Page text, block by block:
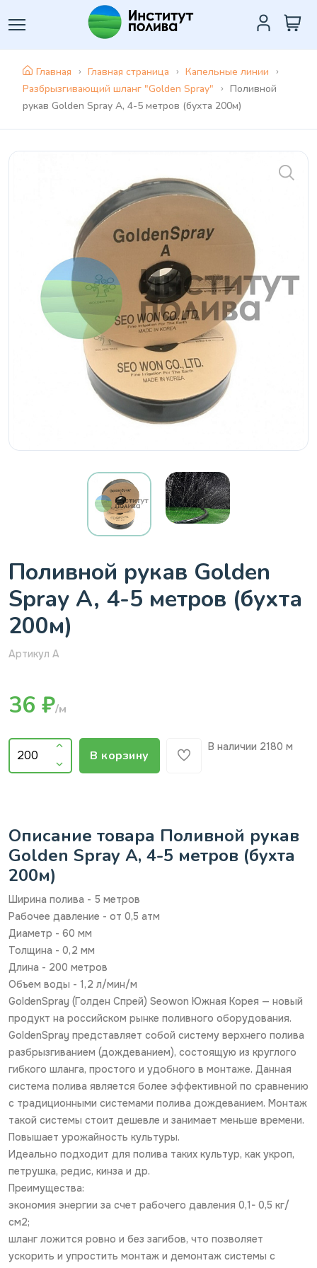
Главная Главная страница
Капельные линии
Разбрызгивающий шланг "Golden Spray"
Поливной
рукав Golden Spray A, 4-5 метров (бухта 200м)
Поливной рукав Golden
Spray A, 4-5 метров (бухта
200м)
Артикул A
36 ₽/м
В корзину
В наличии 2180 м
Описание товара Поливной рукав
Golden Spray A, 4-5 метров (бухта
200м)
Ширина полива - 5 метров
Рабочее давление - от 0,5 атм
Диаметр - 60 мм
Толщина - 0,2 мм
Длина - 200 метров
Объем воды - 1,2 л/мин/м
GoldenSpray (Голден Спрей) Seowon Южная Корея — новый
продукт на российском рынке поливного оборудования.
GoldenSpray представляет собой систему верхнего полива
разбрызгиванием (дождеванием), состоящую из круглого
гибкого шланга, простого и удобного в монтаже. Данная
система полива является более эффективной по сравнению
с традиционными системами полива дождеванием. Монтаж
такой системы стоит дешевле и занимает меньше времени.
Повышает урожайность культуры.
Идеально подходит для полива таких культур, как укроп,
петрушка, редис, кинза и др.
Преимущества:
экономия энергии за счет рабочего давления 0,1- 0,5 кг/
см2;
шланг ложится ровно и без загибов, что позволяет
ускорить и упростить монтаж и демонтаж системы с